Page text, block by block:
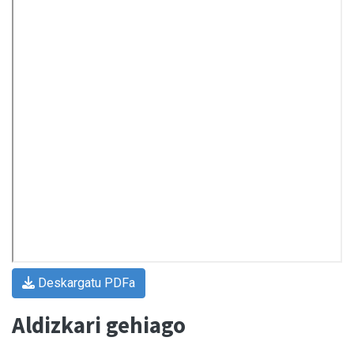
Deskargatu PDFa
Aldizkari gehiago